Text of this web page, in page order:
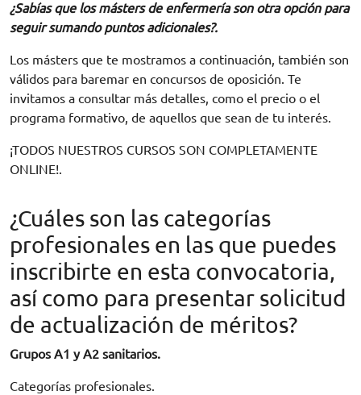
¿Sabías que los másters de enfermería son otra opción para
seguir sumando puntos adicionales?.
Los másters que te mostramos a continuación, también son
válidos para baremar en concursos de oposición. Te
invitamos a consultar más detalles, como el precio o el
programa formativo, de aquellos que sean de tu interés.
¡TODOS NUESTROS CURSOS SON COMPLETAMENTE
ONLINE!.
¿Cuáles son las categorías
profesionales en las que puedes
inscribirte en esta convocatoria,
así como para presentar solicitud
de actualización de méritos?
Grupos A1 y A2 sanitarios.
Categorías profesionales.